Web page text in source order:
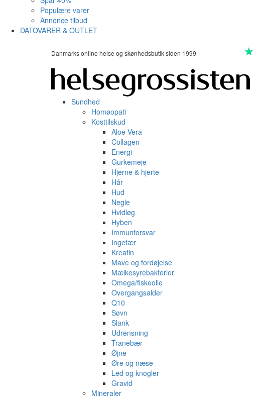
Populære varer
Annonce tilbud
DATOVARER & OUTLET
Danmarks online helse og skønhedsbutik siden 1999
Sundhed
Homøopati
Kosttilskud
Aloe Vera
Collagen
Energi
Gurkemeje
Hjerne & hjerte
Hår
Hud
Negle
Hvidløg
Hyben
Immunforsvar
Ingefær
Kreatin
Mave og fordøjelse
Mælkesyrebakterier
Omega/fiskeolie
Overgangsalder
Q10
Søvn
Slank
Udrensning
Tranebær
Øjne
Øre og næse
Led og knogler
Gravid
Mineraler